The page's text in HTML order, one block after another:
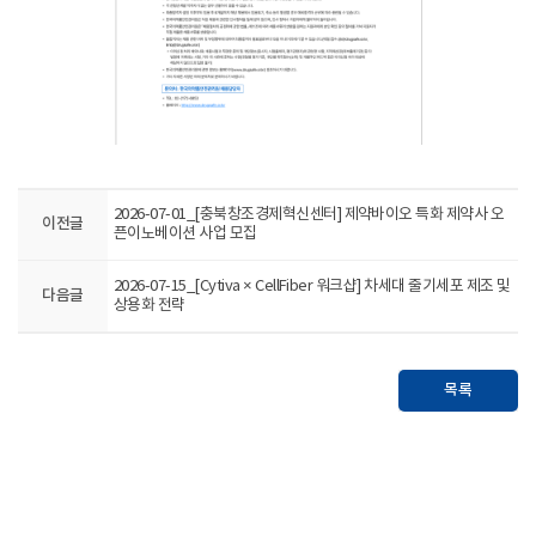
이전글
2026-07-01_[충북창조경제혁신센터] 제약바이오 특화 제약사 오
픈이노베이션 사업 모집
다음글
2026-07-15_[Cytiva × CellFiber 워크샵] 차세대 줄기세포 제조 및
상용화 전략
목록